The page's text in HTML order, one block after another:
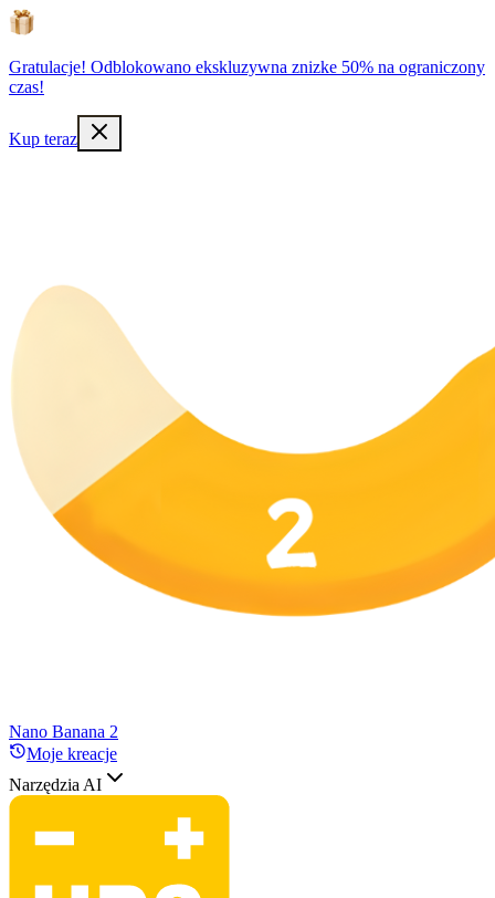
Gratulacje! Odblokowano ekskluzywna znizke 50% na ograniczony
czas!
Kup teraz
Nano Banana 2
Moje kreacje
Narzędzia AI